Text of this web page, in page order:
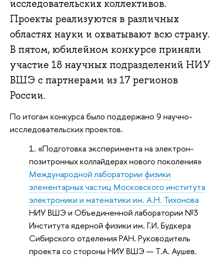
исследовательских коллективов.
Проекты реализуются в различных
областях науки и охватывают всю страну.
В пятом, юбилейном конкурсе приняли
участие 18 научных подразделений НИУ
ВШЭ с партнерами из 17 регионов
России.
По итогам конкурса было поддержано 9 научно-
исследовательских проектов.
«Подготовка эксперимента на электрон-
позитронных коллайдерах нового поколения»
Международной лаборатории физики
элементарных частиц Московского института
электроники и математики им. А.Н. Тихонова
НИУ ВШЭ и Объединенной лаборатории №3
Института ядерной физики им. Г.И. Будкера
Сибирского отделения РАН. Руководитель
проекта со стороны НИУ ВШЭ — Т.А. Аушев.